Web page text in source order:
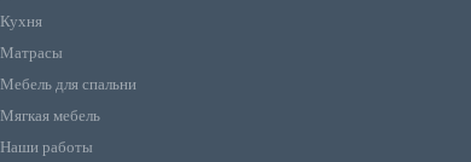
Кухня
Матрасы
Мебель для спальни
Мягкая мебель
Наши работы